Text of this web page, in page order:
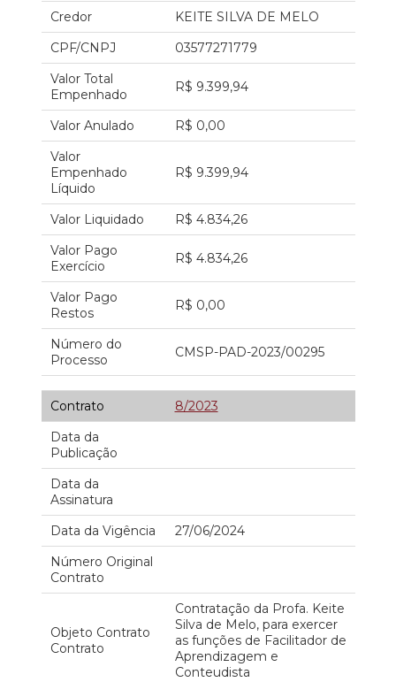
Credor
KEITE SILVA DE MELO
CPF/CNPJ
03577271779
Valor Total
Empenhado
R$ 9.399,94
Valor Anulado
R$ 0,00
Valor
Empenhado
Líquido
R$ 9.399,94
Valor Liquidado
R$ 4.834,26
Valor Pago
Exercício
R$ 4.834,26
Valor Pago
Restos
R$ 0,00
Número do
Processo
CMSP-PAD-2023/00295
Contrato
8/2023
Data da
Publicação
Data da
Assinatura
Data da Vigência
27/06/2024
Número Original
Contrato
Objeto Contrato
Contrato
Contratação da Profa. Keite
Silva de Melo, para exercer
as funções de Facilitador de
Aprendizagem e
Conteudista